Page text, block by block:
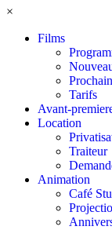
×
Films
Tarifs
Avant-
Location
Traiteur
Animation
Café